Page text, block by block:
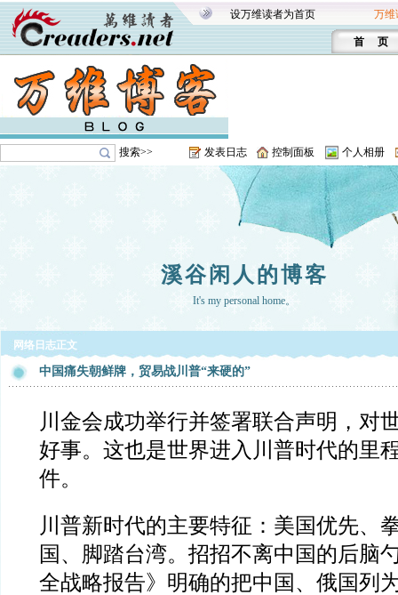
设万维读者为首页 万维
首 页
搜索>> 发表日志 控制面板 个人相册
溪谷闲人的博客
It's my personal home。
网络日志正文
中国痛失朝鲜牌，贸易战川普“来硬的”
川金会成功举行并签署联合声明，对
好事。这也是世界进入川普时代的里
件。
川普新时代的主要特征：美国优先、
国、脚踏台湾。招招不离中国的后脑
全战略报告》明确的把中国、俄国列